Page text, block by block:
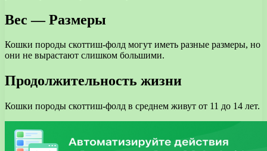
Вес — Размеры
Кошки породы скоттиш-фолд могут иметь разные размеры, но
они не вырастают слишком большими.
Продолжительность жизни
Кошки породы скоттиш-фолд в среднем живут от 11 до 14 лет.